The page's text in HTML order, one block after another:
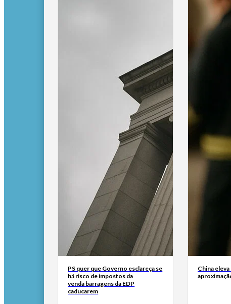
PS quer que Governo esclareça se
há risco de impostos da
venda barragens da EDP
caducarem
China